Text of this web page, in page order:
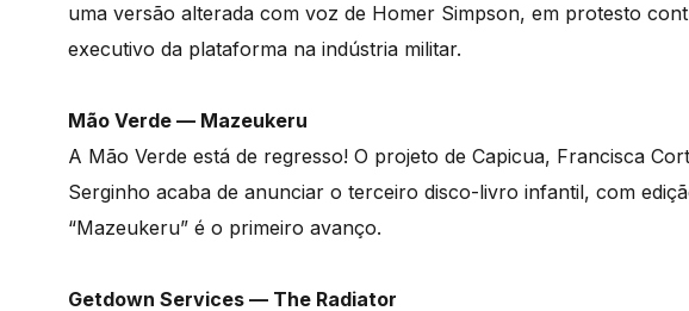
uma versão alterada com voz de Homer Simpson, em protesto
executivo da plataforma na indústria militar.
Mão Verde — Mazeukeru
A Mão Verde está de regresso! O projeto de Capicua, Francisca
Serginho acaba de anunciar o terceiro disco-livro infantil, com
“Mazeukeru” é o primeiro avanço.
Getdown Services — The Radiator